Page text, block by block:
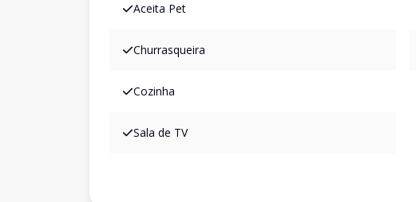
Aceita Pet
Churrasqueira
Cozinha
Sala de TV